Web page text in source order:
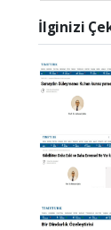
İlginizi